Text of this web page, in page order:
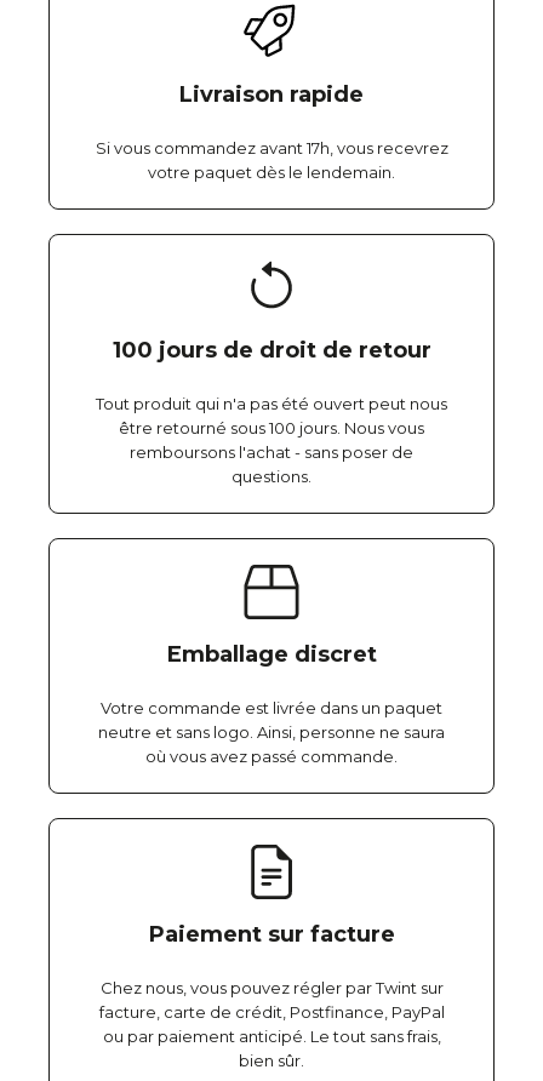
Livraison rapide
Si vous commandez avant 17h, vous recevrez
votre paquet dès le lendemain.
100 jours de droit de retour
Tout produit qui n'a pas été ouvert peut nous
être retourné sous 100 jours. Nous vous
remboursons l'achat - sans poser de
questions.
Emballage discret
Votre commande est livrée dans un paquet
neutre et sans logo. Ainsi, personne ne saura
où vous avez passé commande.
Paiement sur facture
Chez nous, vous pouvez régler par Twint sur
facture, carte de crédit, Postfinance, PayPal
ou par paiement anticipé. Le tout sans frais,
bien sûr.